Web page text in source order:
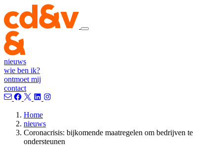
nieuws
wie ben ik?
ontmoet mij
contact
Home
nieuws
Coronacrisis: bijkomende maatregelen om bedrijven te
ondersteunen